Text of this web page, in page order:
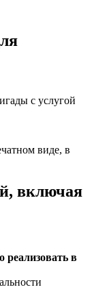
с услугой
виде, в
включая
в